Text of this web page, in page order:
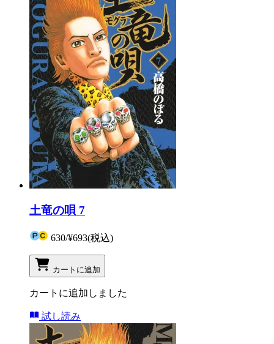
土竜の唄 7
630/¥693(税込)
カートに追加
カートに追加しました
試し読み